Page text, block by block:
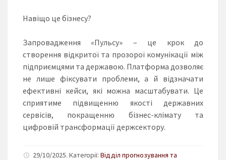
Навіщо це бізнесу?
Запровадження «Пульсу» – це крок до
створення відкритої та прозорої комунікації між
підприємцями та державою. Платформа дозволяє
не лише фіксувати проблеми, а й відзначати
ефективні кейси, які можна масштабувати. Це
сприятиме підвищенню якості державних
сервісів, покращенню бізнес-клімату та
цифровій трансформації держсектору.
29/10/2025. Категорії: Відділ прогнозування та